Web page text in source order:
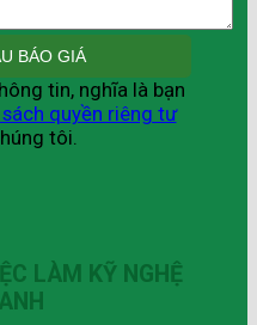
tin, nghĩa là bạn
sách quyền riêng tư
tôi.
LÀM KỸ NGHỆ